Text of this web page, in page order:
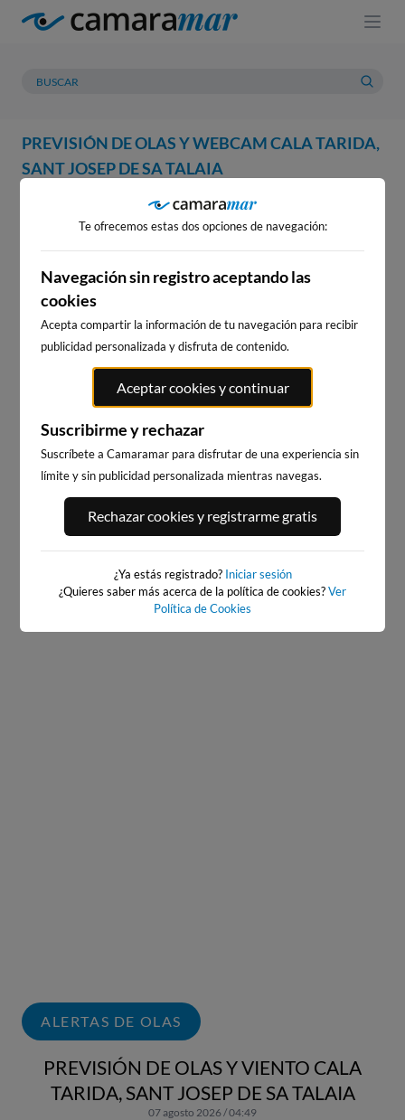
PREVISIÓN DE OLAS Y WEBCAM CALA TARIDA,
SANT JOSEP DE SA TALAIA
PREVISIÓN METEOROLOGÍA
WEBCAM CALA TARIDA, SANT
JOSEP DE SA TALAIA
WEBCAMS CERCANAS
PLAYA DE LA GRAVA
93km · Xàbia-Jávea
0.1 m CHOPI
PLAYA DE PILES
0.2 m CHOPI
ALERTAS DE OLAS
PREVISIÓN DE OLAS Y VIENTO CALA
TARIDA, SANT JOSEP DE SA TALAIA
07 agosto 2026 / 04:49
Te ofrecemos estas dos opciones de navegación:
Navegación sin registro aceptando las
cookies
Acepta compartir la información de tu navegación para recibir
publicidad personalizada y disfruta de contenido.
Aceptar cookies y continuar
Suscribirme y rechazar
Suscríbete a Camaramar para disfrutar de una experiencia sin
límite y sin publicidad personalizada mientras navegas.
Rechazar cookies y registrarme gratis
¿Ya estás registrado? Iniciar sesión
¿Quieres saber más acerca de la política de cookies?Ver
Política de Cookies